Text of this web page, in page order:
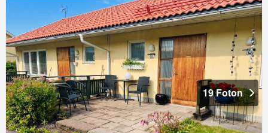
19 Foton